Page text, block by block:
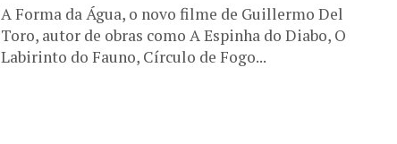
A Forma da Água, o novo filme de Guillermo Del
Toro, autor de obras como A Espinha do Diabo, O
Labirinto do Fauno, Círculo de Fogo...